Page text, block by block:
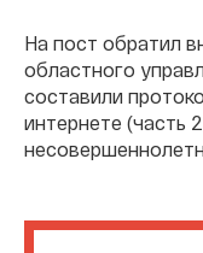
На пост обратил
областного
составили
интернете (часть